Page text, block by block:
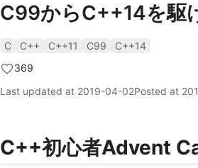
C99からC++14を駆
C C++ C++11 C99
C++14
369
Last updated at 2019-04-02Posted at
C++初心者Advent